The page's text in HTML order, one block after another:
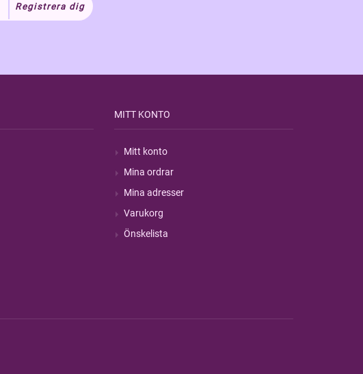
Registrera dig
MITT KONTO
Mitt konto
Mina ordrar
Mina adresser
Varukorg
Önskelista